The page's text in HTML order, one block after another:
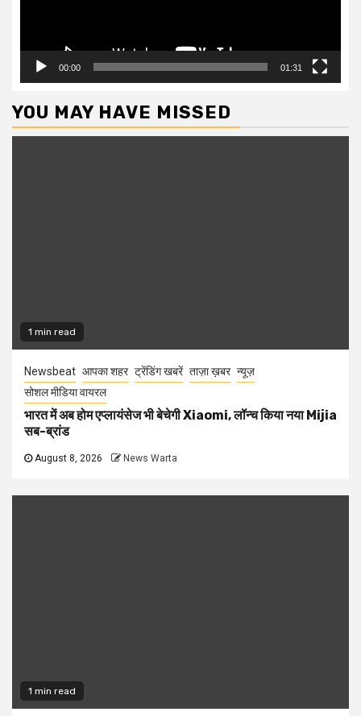
00:00 01:31
YOU MAY HAVE MISSED
1 min read
Newsbeat आपका शहर ट्रेंडिंग खबरें ताज़ा ख़बर न्यूज़
सोशल मीडिया वायरल
भारत में अब होम एप्लायंसेज भी बेचेगी Xiaomi, लॉन्च किया नया Mijia
सब-ब्रांड
August 8, 2026 News Warta
1 min read